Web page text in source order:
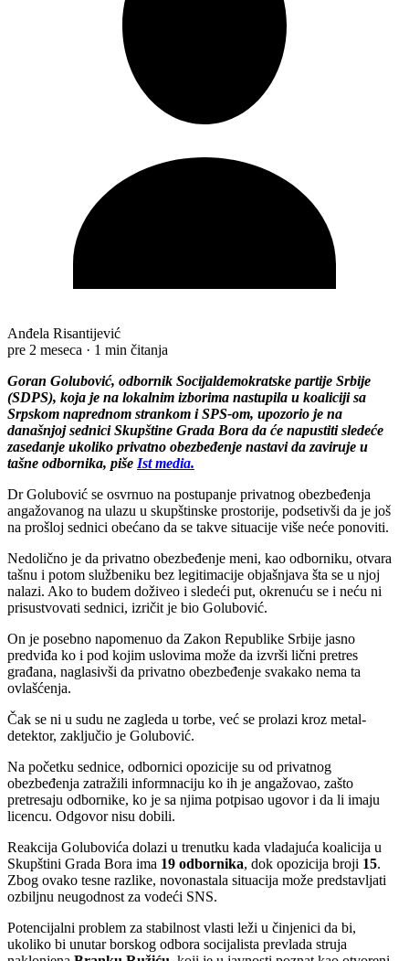
Anđela Risantijević
pre 2 meseca · 1 min čitanja
Goran Golubović, odbornik Socijaldemokratske partije Srbije
(SDPS), koja je na lokalnim izborima nastupila u koaliciji sa
Srpskom naprednom strankom i SPS-om, upozorio je na
današnjoj sednici Skupštine Grada Bora da će napustiti sledeće
zasedanje ukoliko privatno obezbeđenje nastavi da zaviruje u
tašne odbornika, piše Ist media.
Dr Golubović se osvrnuo na postupanje privatnog obezbeđenja
angažovanog na ulazu u skupštinske prostorije, podsetivši da je još
na prošloj sednici obećano da se takve situacije više neće ponoviti.
Nedolično je da privatno obezbeđenje meni, kao odborniku, otvara
tašnu i potom službeniku bez legitimacije objašnjava šta se u njoj
nalazi. Ako to budem doživeo i sledeći put, okrenuću se i neću ni
prisustvovati sednici, izričit je bio Golubović.
On je posebno napomenuo da Zakon Republike Srbije jasno
predviđa ko i pod kojim uslovima može da izvrši lični pretres
građana, naglasivši da privatno obezbeđenje svakako nema ta
ovlašćenja.
Čak se ni u sudu ne zagleda u torbe, već se prolazi kroz metal-
detektor, zaključio je Golubović.
Na početku sednice, odbornici opozicije su od privatnog
obezbeđenja zatražili informnaciju ko ih je angažovao, zašto
pretresaju odbornike, ko je sa njima potpisao ugovor i da li imaju
licencu. Odgovor nisu dobili.
Reakcija Golubovića dolazi u trenutku kada vladajuća koalicija u
Skupštini Grada Bora ima 19 odbornika, dok opozicija broji 15.
Zbog ovako tesne razlike, novonastala situacija može predstavljati
ozbiljnu neugodnost za vodeći SNS.
Potencijalni problem za stabilnost vlasti leži u činjenici da bi,
ukoliko bi unutar borskog odbora socijalista prevlada struja